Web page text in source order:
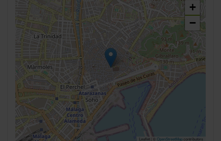
+
−
Leaflet | © OpenStreetMapcontributors